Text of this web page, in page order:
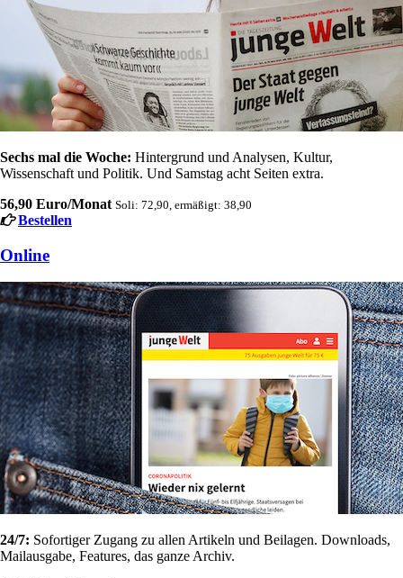
Sechs mal die Woche: Hintergrund und Analysen, Kultur,
Wissenschaft und Politik. Und Samstag acht Seiten extra.
56,90 Euro/Monat Soli: 72,90, ermäßigt: 38,90
Bestellen
Online
24/7: Sofortiger Zugang zu allen Artikeln und Beilagen. Downloads,
Mailausgabe, Features, das ganze Archiv.